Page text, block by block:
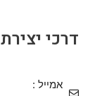
דרכי
אמייל :